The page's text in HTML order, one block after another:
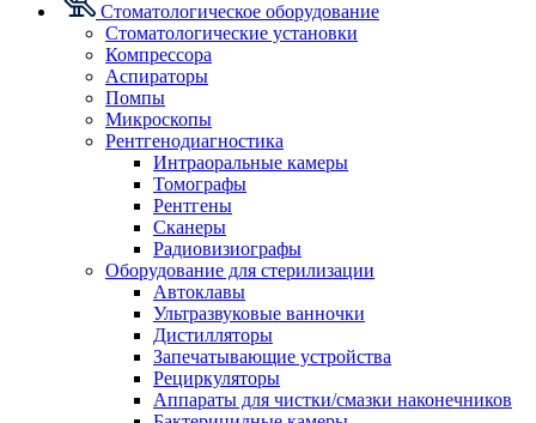
Стоматологическое оборудование
Стоматологические установки
Компрессора
Аспираторы
Помпы
Микроскопы
Рентгенодиагностика
Интраоральные камеры
Томографы
Рентгены
Сканеры
Радиовизиографы
Оборудование для стерилизации
Автоклавы
Ультразвуковые ванночки
Дистилляторы
Запечатывающие устройства
Рециркуляторы
Аппараты для чистки/смазки наконечников